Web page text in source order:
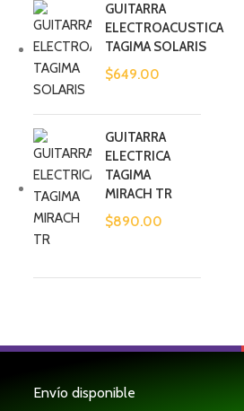
GUITARRA
ELECTROACUSTICA
TAGIMA SOLARIS
$649.00
GUITARRA
ELECTRICA
TAGIMA
MIRACH TR
$890.00
Envío disponible